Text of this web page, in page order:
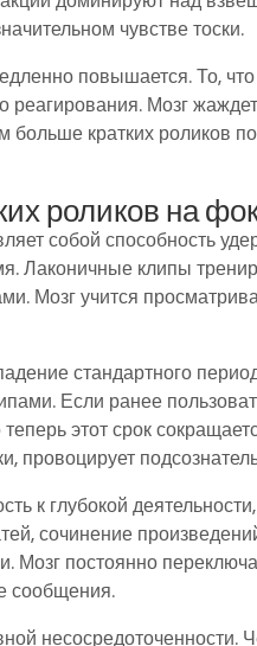
чувстве тоски.
повышается. То,
реагирования. Мозг
больше кратких роликов
роликов на
собой способность
Лаконичные клипы
Мозг учится
стандартного
Если ранее
этот срок
провоцирует
к глубокой
сочинение
постоянно
сообщения.
несосредоточенности.